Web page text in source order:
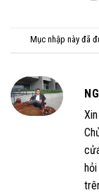
Mục nhập này đã